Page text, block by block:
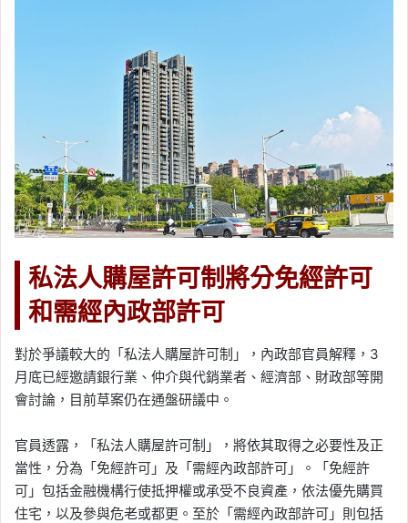
私法人購屋許可制將分免經許可
和需經內政部許可
對於爭議較大的「私法人購屋許可制」，內政部官員解釋，3
月底已經邀請銀行業、仲介與代銷業者、經濟部、財政部等開
會討論，目前草案仍在通盤研議中。
官員透露，「私法人購屋許可制」，將依其取得之必要性及正
當性，分為「免經許可」及「需經內政部許可」。「免經許
可」包括金融機構行使抵押權或承受不良資產，依法優先購買
住宅，以及參與危老或都更。至於「需經內政部許可」則包括